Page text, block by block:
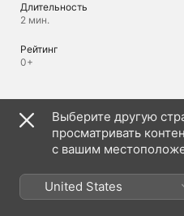
Длительность
2 мин.
Рейтинг
0+
Языки
Исходное аудио
Русский (Россия)
Аудио
Русский (Россия)
Выберите другую
просматривать
с вашим
United States